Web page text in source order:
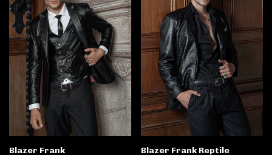
Blazer Frank
Blazer Frank Reptile